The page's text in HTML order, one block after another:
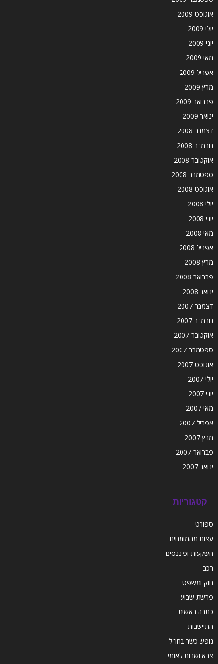
אוגוסט 2009
יולי 2009
יוני 2009
מאי 2009
אפריל 2009
מרץ 2009
פברואר 2009
ינואר 2009
דצמבר 2008
נובמבר 2008
אוקטובר 2008
ספטמבר 2008
אוגוסט 2008
יולי 2008
יוני 2008
מאי 2008
אפריל 2008
מרץ 2008
פברואר 2008
ינואר 2008
דצמבר 2007
נובמבר 2007
אוקטובר 2007
ספטמבר 2007
אוגוסט 2007
יולי 2007
יוני 2007
מאי 2007
אפריל 2007
מרץ 2007
פברואר 2007
ינואר 2007
קטגוריות
ספורט
עצות מהמומחים
השקעות ופיננסים
רכב
חוק ומשפט
פרשת שבוע
כתבה ראשית
התיישבות
נופש כשר בחו"ל
צבא ושרות לאומי